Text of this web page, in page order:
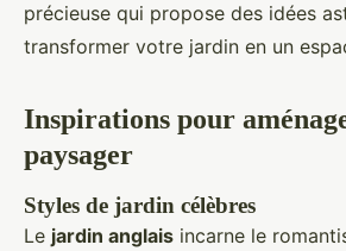
précieuse qui propose des idées
transformer votre jardin en un
Inspirations pour
paysager
Styles de jardin célèbres
Le jardin anglais incarne le